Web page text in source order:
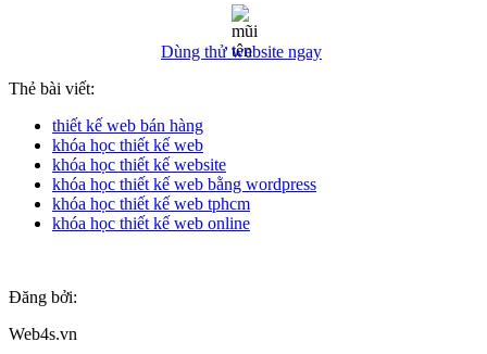
Dùng thử website ngay
Thẻ bài viết:
thiết kế web bán hàng
khóa học thiết kế web
khóa học thiết kế website
khóa học thiết kế web bằng wordpress
khóa học thiết kế web tphcm
khóa học thiết kế web online
Đăng bởi:
Web4s.vn